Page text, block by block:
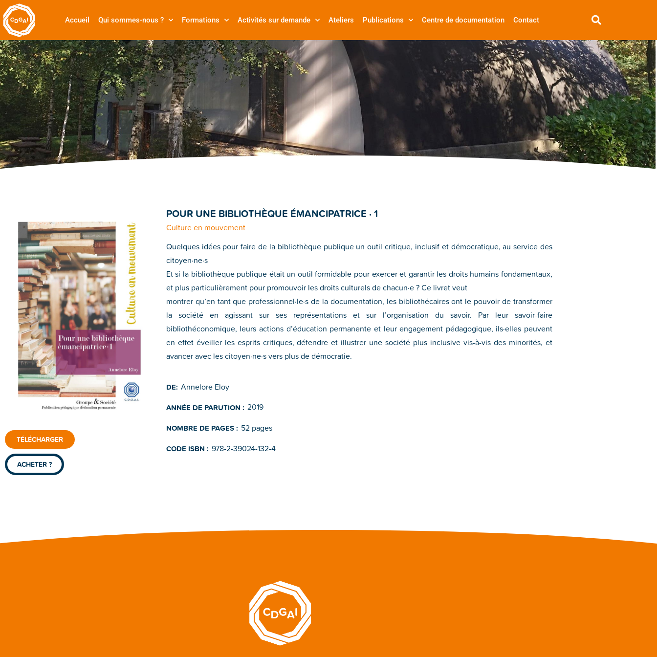
Accueil Qui sommes-nous ? Formations Activités sur demande Ateliers Publications Centre de documentation Contact
TÉLÉCHARGER
ACHETER ?
POUR UNE BIBLIOTHÈQUE ÉMANCIPATRICE · 1
Culture en mouvement
Quelques idées pour faire de la bibliothèque publique un outil critique, inclusif et démocratique, au service des
citoyen·ne·s
Et si la bibliothèque publique était un outil formidable pour exercer et garantir les droits humains fondamentaux,
et plus particulièrement pour promouvoir les droits culturels de chacun·e ? Ce livret veut
montrer qu’en tant que professionnel·le·s de la documentation, les bibliothécaires ont le pouvoir de transformer
la société en agissant sur ses représentations et sur l’organisation du savoir. Par leur savoir-faire
bibliothéconomique, leurs actions d’éducation permanente et leur engagement pédagogique, ils·elles peuvent
en effet éveiller les esprits critiques, défendre et illustrer une société plus inclusive vis-à-vis des minorités, et
avancer avec les citoyen·ne·s vers plus de démocratie.
DE: Annelore Eloy
ANNÉE DE PARUTION : 2019
NOMBRE DE PAGES : 52 pages
CODE ISBN : 978-2-39024-132-4